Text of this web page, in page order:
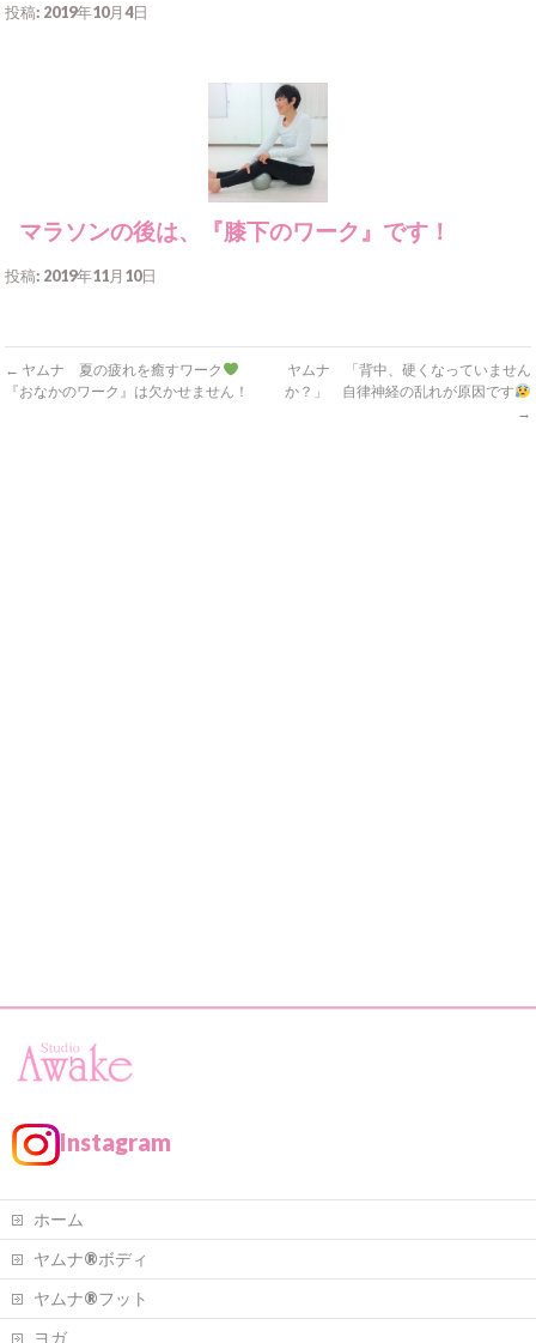
投稿: 2019年10月4日
マラソンの後は、『膝下のワーク』です！
投稿: 2019年11月10日
← ヤムナ 夏の疲れを癒すワーク
『おなかのワーク』は欠かせません！
ヤムナ 「背中、硬くなっていません
か？」 自律神経の乱れが原因です
→
Instagram
ホーム
ヤムナ®ボディ
ヤムナ®フット
ヨガ